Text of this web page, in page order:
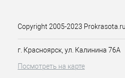
Copyright 2005-2023 Prokrasota.ru
г. Красноярск, ул. Калинина 76А
Посмотреть на карте